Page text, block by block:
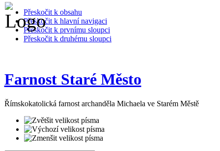
Přeskočit k obsahu
Přeskočit k hlavní navigaci
Přeskočit k prvnímu sloupci
Přeskočit k druhému sloupci
Farnost Staré Město
Římskokatolická farnost archanděla Michaela ve Starém Městě